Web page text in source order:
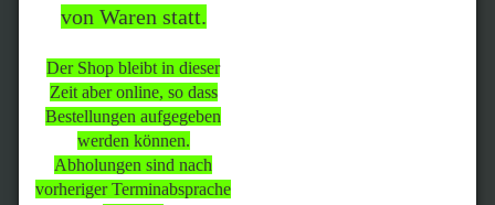
von Waren statt.
Der Shop bleibt in dieser
Zeit aber online, so dass
Bestellungen aufgegeben
werden können.
Abholungen sind nach
vorheriger Terminabsprache
(16.09.26)
statt.
Der Shop bleibt in dieser Zeit
aber online, so dass
Bestellungen aufgegeben
werden können.